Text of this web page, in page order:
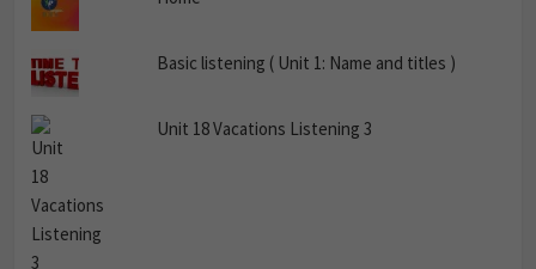
Basic listening ( Unit 1: Name and titles )
Unit 18 Vacations Listening 3